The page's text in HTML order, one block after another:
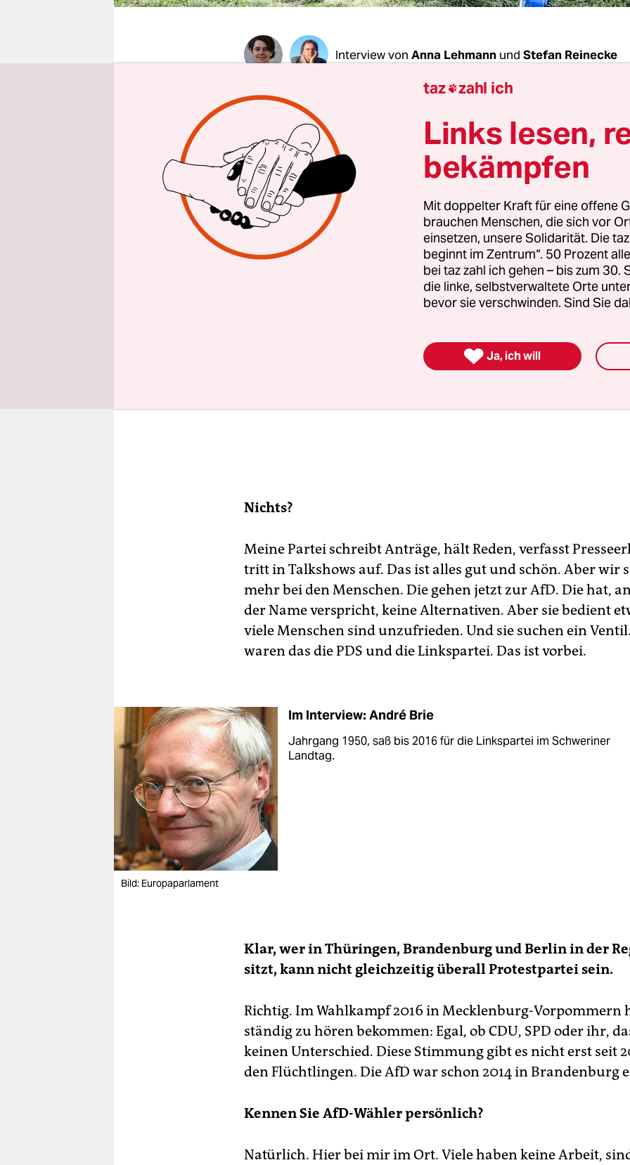
epaper login
Interview von Anna Lehmann und Stefan Reinecke
taz: Herr Brie, die deutsche Sozialdemokratie befindet
existenziellen Krise. Was bedeutet das für die
André Brie:
Die gesamte politische Linke steckt in einer
Weder von der SPD noch von meiner Partei noch von den
Gewerkschaften kommen echte Alternativen. Es passiert
Nichts?
Meine Partei schreibt Anträge, hält Reden, verfasst
tritt in Talkshows auf. Das ist alles gut und schön. Aber wir
mehr bei den Menschen. Die gehen jetzt zur AfD. Die hat,
der Name verspricht, keine Alternativen. Aber sie bedient
viele Menschen sind unzufrieden. Und sie suchen ein
waren das die PDS und die Linkspartei. Das ist vorbei.
Bild: Europaparlament
Im Interview: André Brie
Jahrgang 1950, saß bis 2016 für die Linkspartei im Schweriner
Landtag.
Klar, wer in Thüringen, Brandenburg und Berlin in der
sitzt, kann nicht gleichzeitig überall Protestpartei sein.
Richtig. Im Wahlkampf 2016 in Mecklenburg-Vorpommern
ständig zu hören bekommen: Egal, ob CDU, SPD oder ihr,
keinen Unterschied. Diese Stimmung gibt es nicht erst seit
den Flüchtlingen. Die AfD war schon 2014 in Brandenburg
Kennen Sie AfD-Wähler persönlich?
Natürlich. Hier bei mir im Ort. Viele haben keine Arbeit,
taz zahl ich
Links lesen,
bekämpfen
Mit doppelter Kraft für eine offene
brauchen Menschen, die sich vor
einsetzen, unsere Solidarität. Die
beginnt im Zentrum“. 50 Prozent
bei taz zahl ich gehen – bis zum
die linke, selbstverwaltete Orte
bevor sie verschwinden. Sind Sie
 Ja, ich will